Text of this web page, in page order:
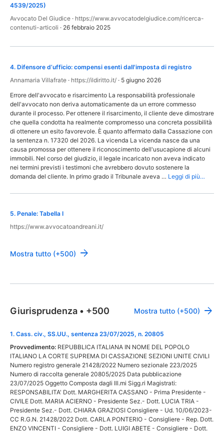
4539/2025)
Avvocato Del Giudice · https://www.avvocatodelgiudice.com/ricerca-
contenuti-articoli · 26 febbraio 2025
4. Difensore d’ufficio: compensi esenti dall'imposta di registro
Annamaria Villafrate · https://ildiritto.it/ · 5 giugno 2026
Errore dell'avvocato e risarcimento La responsabilità professionale
dell'avvocato non deriva automaticamente da un errore commesso
durante il processo. Per ottenere il risarcimento, il cliente deve dimostrare
che quella condotta ha realmente compromesso una concreta possibilità
di ottenere un esito favorevole. È quanto affermato dalla Cassazione con
la sentenza n. 17320 del 2026. La vicenda La vicenda nasce da una
causa promossa per ottenere il riconoscimento dell'usucapione di alcuni
immobili. Nel corso del giudizio, il legale incaricato non aveva indicato
nei termini previsti i testimoni che avrebbero dovuto sostenere la
domanda del cliente. In primo grado il Tribunale aveva … Leggi di più…
5. Penale: Tabella I
https://www.avvocatoandreani.it/
Mostra tutto (+500)
Giurisprudenza • +500 Mostra tutto (+500)
1. Cass. civ., SS.UU., sentenza 23/07/2025, n. 20805
Provvedimento: REPUBBLICA ITALIANA IN NOME DEL POPOLO
ITALIANO LA CORTE SUPREMA DI CASSAZIONE SEZIONI UNITE CIVILI
Numero registro generale 21428/2022 Numero sezionale 223/2025
Numero di raccolta generale 20805/2025 Data pubblicazione
23/07/2025 Oggetto Composta dagli Ill.mi Sigg.ri Magistrati:
RESPONSABILITA' Dott. MARGHERITA CASSANO - Prima Presidente -
CIVILE Dott. MARIA ACIERNO - Presidente Sez.- Dott. LUCIA TRIA -
Presidente Sez.- Dott. CHIARA GRAZIOSI Consigliere - Ud. 10/06/2023-
CC R.G.N. 21428/2022 Dott. CARLA PONTERIO - Consigliere - Rep. Dott.
ENZO VINCENTI - Consigliere - Dott. LUIGI ABETE - Consigliere - Dott.